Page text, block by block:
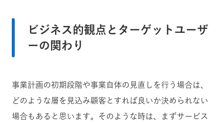
ビジネス的観点とターゲットユーザ
ーの関わり
事業計画の初期段階や事業自体の見直しを行う場合は、
どのような層を見込み顧客とすれば良いか決められない
場合もあると思います。そのような時は、まずサービス